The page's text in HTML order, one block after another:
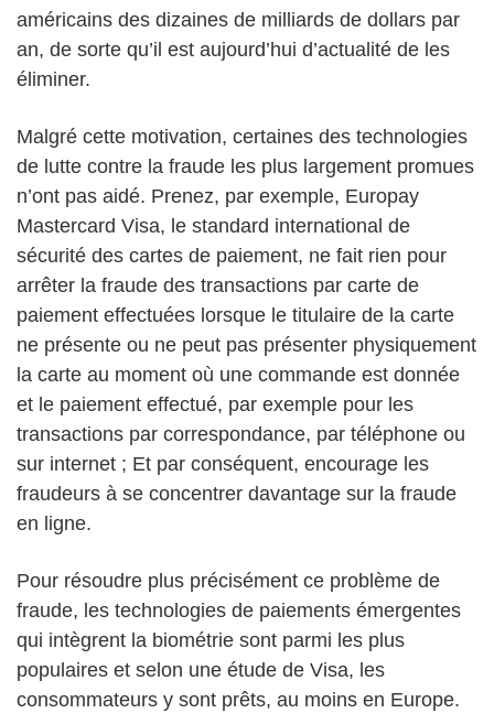
américains des dizaines de milliards de dollars par
an, de sorte qu’il est aujourd’hui d’actualité de les
éliminer.
Malgré cette motivation, certaines des technologies
de lutte contre la fraude les plus largement promues
n’ont pas aidé. Prenez, par exemple, Europay
Mastercard Visa, le standard international de
sécurité des cartes de paiement, ne fait rien pour
arrêter la fraude des transactions par carte de
paiement effectuées lorsque le titulaire de la carte
ne présente ou ne peut pas présenter physiquement
la carte au moment où une commande est donnée
et le paiement effectué, par exemple pour les
transactions par correspondance, par téléphone ou
sur internet ; Et par conséquent, encourage les
fraudeurs à se concentrer davantage sur la fraude
en ligne.
Pour résoudre plus précisément ce problème de
fraude, les technologies de paiements émergentes
qui intègrent la biométrie sont parmi les plus
populaires et selon une étude de Visa, les
consommateurs y sont prêts, au moins en Europe.